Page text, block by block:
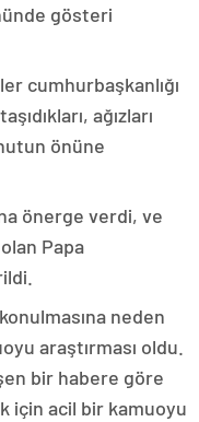
gösteri
cumhurbaşkanlığı
ağızları
önüne
önerge verdi, ve
Papa
neden
araştırması oldu.
bir habere göre
için acil bir kamuoyu